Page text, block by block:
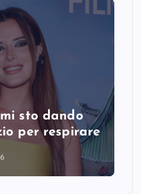
sto dando
per respirare